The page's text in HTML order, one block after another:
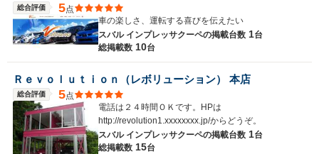
総合評価 5点
車の楽しさ、運転する喜びを伝えたい
スバル インプレッサクーペの掲載台数 1台
総掲載数 10台
Ｒｅｖｏｌｕｔｉｏｎ（レボリューション） 本店
総合評価 5点
電話は２４時間ＯＫです。HPは
http://revolution1.xxxxxxxx.jp/からどうぞ。
スバル インプレッサクーペの掲載台数 1台
総掲載数 15台